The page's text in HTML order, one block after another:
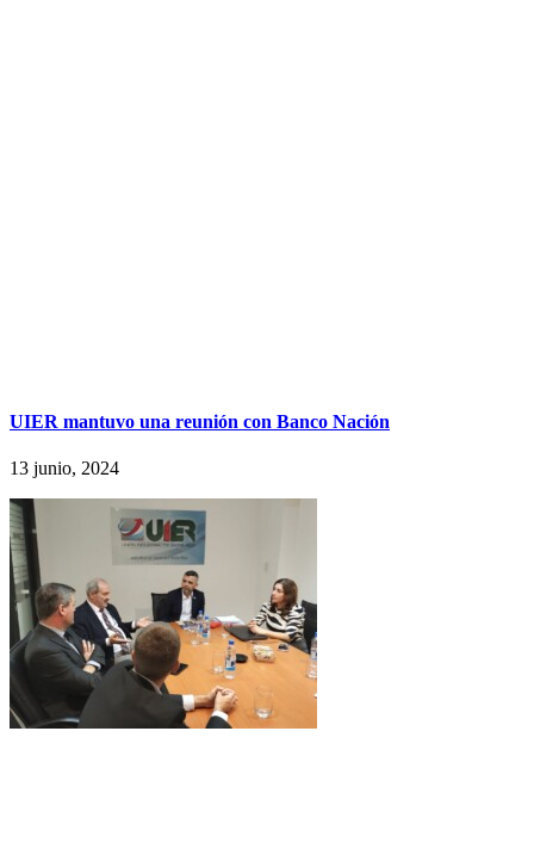
UIER mantuvo una reunión con Banco Nación
13 junio, 2024